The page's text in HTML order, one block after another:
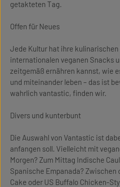
getakteten Tag.
Offen für Neues
Jede Kultur hat ihre
internationalen veganen Snacks
zeitgemäß ernähren kannst, wie
und miteinander leben – das ist
wahrlich vantastic, finden wir.
Divers und kunterbunt
Die Auswahl von Vantastic ist
anfangen soll. Vielleicht mit
Morgen? Zum Mittag Indische
Spanische Empanada?
Cake oder US Buffalo Chicken-